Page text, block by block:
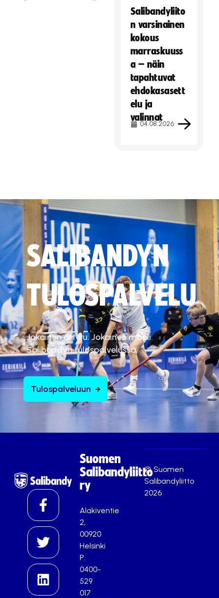
Salibandyliito
n varsinainen
kokous
marraskuuss
a – näin
tapahtuvat
ehdokasasett
elu ja
valinnat
04.08.2026
SALIBANDYN
TULOSPALVELU
Jokainen ottelu. Jokainen maali.
Salibandyn tulospalvelussa.
Tulospalveluun
Suomen
Salibandyliitto
ry
Alakiventie
2,
00920
Helsinki
P.
0400-
529
017
© Suomen
Salibandyliitto
2026